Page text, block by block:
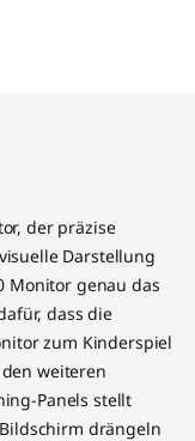
der präzise
Darstellung
Monitor genau das
dass die
zum Kinderspiel
weiteren
Panels stellt
drängeln